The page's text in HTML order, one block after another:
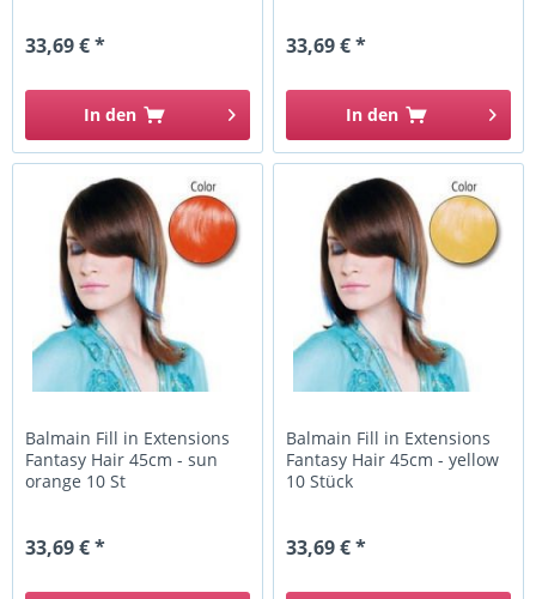
33,69 € *
In den
33,69 € *
In den
Balmain Fill in Extensions
Fantasy Hair 45cm - sun
orange 10 St
33,69 € *
Balmain Fill in Extensions
Fantasy Hair 45cm - yellow
10 Stück
33,69 € *